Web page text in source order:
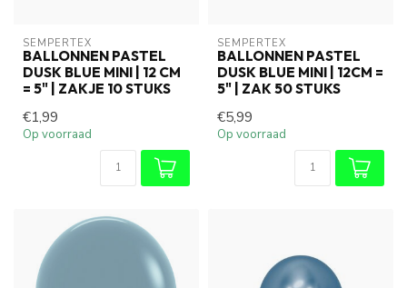
SEMPERTEX
BALLONNEN PASTEL
DUSK BLUE MINI | 12 CM
= 5" | ZAKJE 10 STUKS
€1,99
Op voorraad
SEMPERTEX
BALLONNEN PASTEL
DUSK BLUE MINI | 12CM =
5" | ZAK 50 STUKS
€5,99
Op voorraad